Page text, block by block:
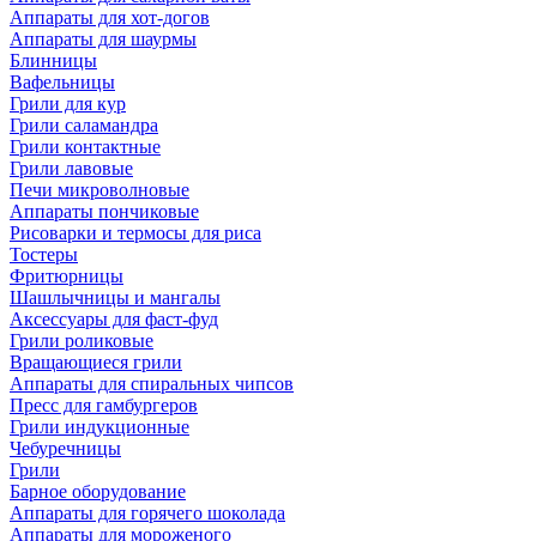
Аппараты для хот-догов
Аппараты для шаурмы
Блинницы
Вафельницы
Грили для кур
Грили саламандра
Грили контактные
Грили лавовые
Печи микроволновые
Аппараты пончиковые
Рисоварки и термосы для риса
Тостеры
Фритюрницы
Шашлычницы и мангалы
Аксессуары для фаст-фуд
Грили роликовые
Вращающиеся грили
Аппараты для спиральных чипсов
Пресс для гамбургеров
Грили индукционные
Чебуречницы
Грили
Барное оборудование
Аппараты для горячего шоколада
Аппараты для мороженого